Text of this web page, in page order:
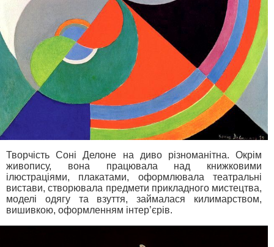
Творчість Соні Делоне на диво різноманітна. Окрім
живопису, вона працювала над книжковими
ілюстраціями, плакатами, оформлювала театральні
вистави, створювала предмети прикладного мистецтва,
моделі одягу та взуття, займалася килимарством,
вишивкою, оформленням інтер’єрів.